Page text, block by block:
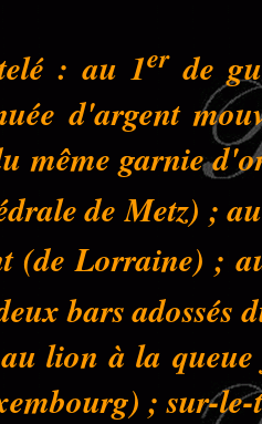
: au 1erde
d'argent
même garnie
de Metz) ;
(de Lorraine) ;
bars adossés
lion à la
; sur-le-